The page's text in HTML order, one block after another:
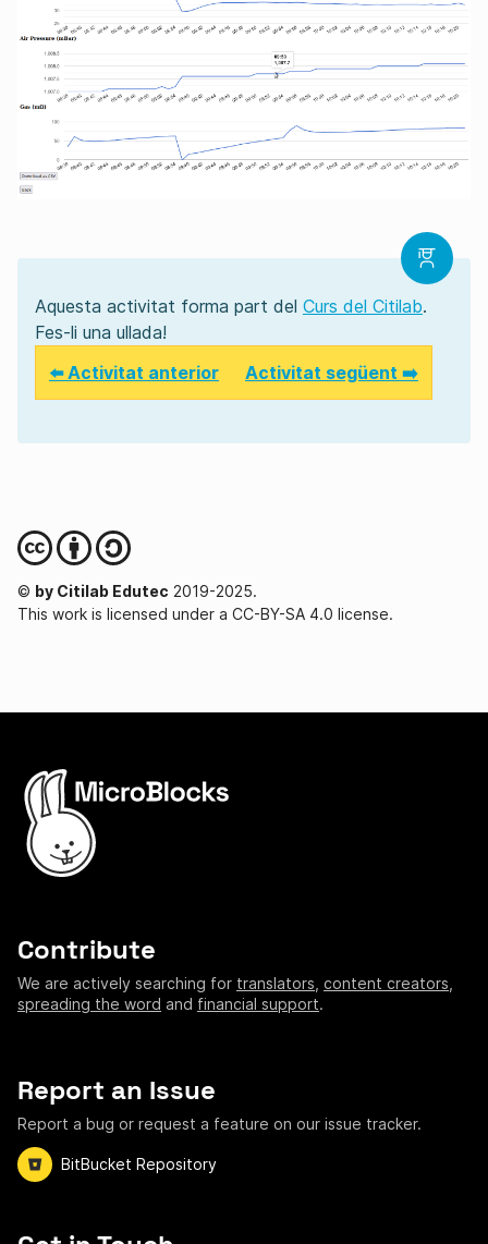
Aquesta activitat forma part del Curs del Citilab.
Fes-li una ullada!
⬅️ Activitat anterior
Activitat següent ➡️
© by Citilab Edutec 2019-2025.
This work is licensed under a CC-BY-SA 4.0 license.
Contribute
We are actively searching for translators content creators
spreading the word and financial support.
Report an Issue
Report a bug or request a feature on our issue tracker.
BitBucket Repository